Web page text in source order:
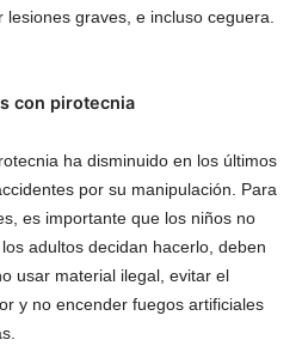
graves, e incluso ceguera.
con pirotecnia
ha disminuido en los últimos
por su manipulación. Para
es importante que los niños no
adultos decidan hacerlo, deben
usar material ilegal, evitar el
y no encender fuegos artificiales